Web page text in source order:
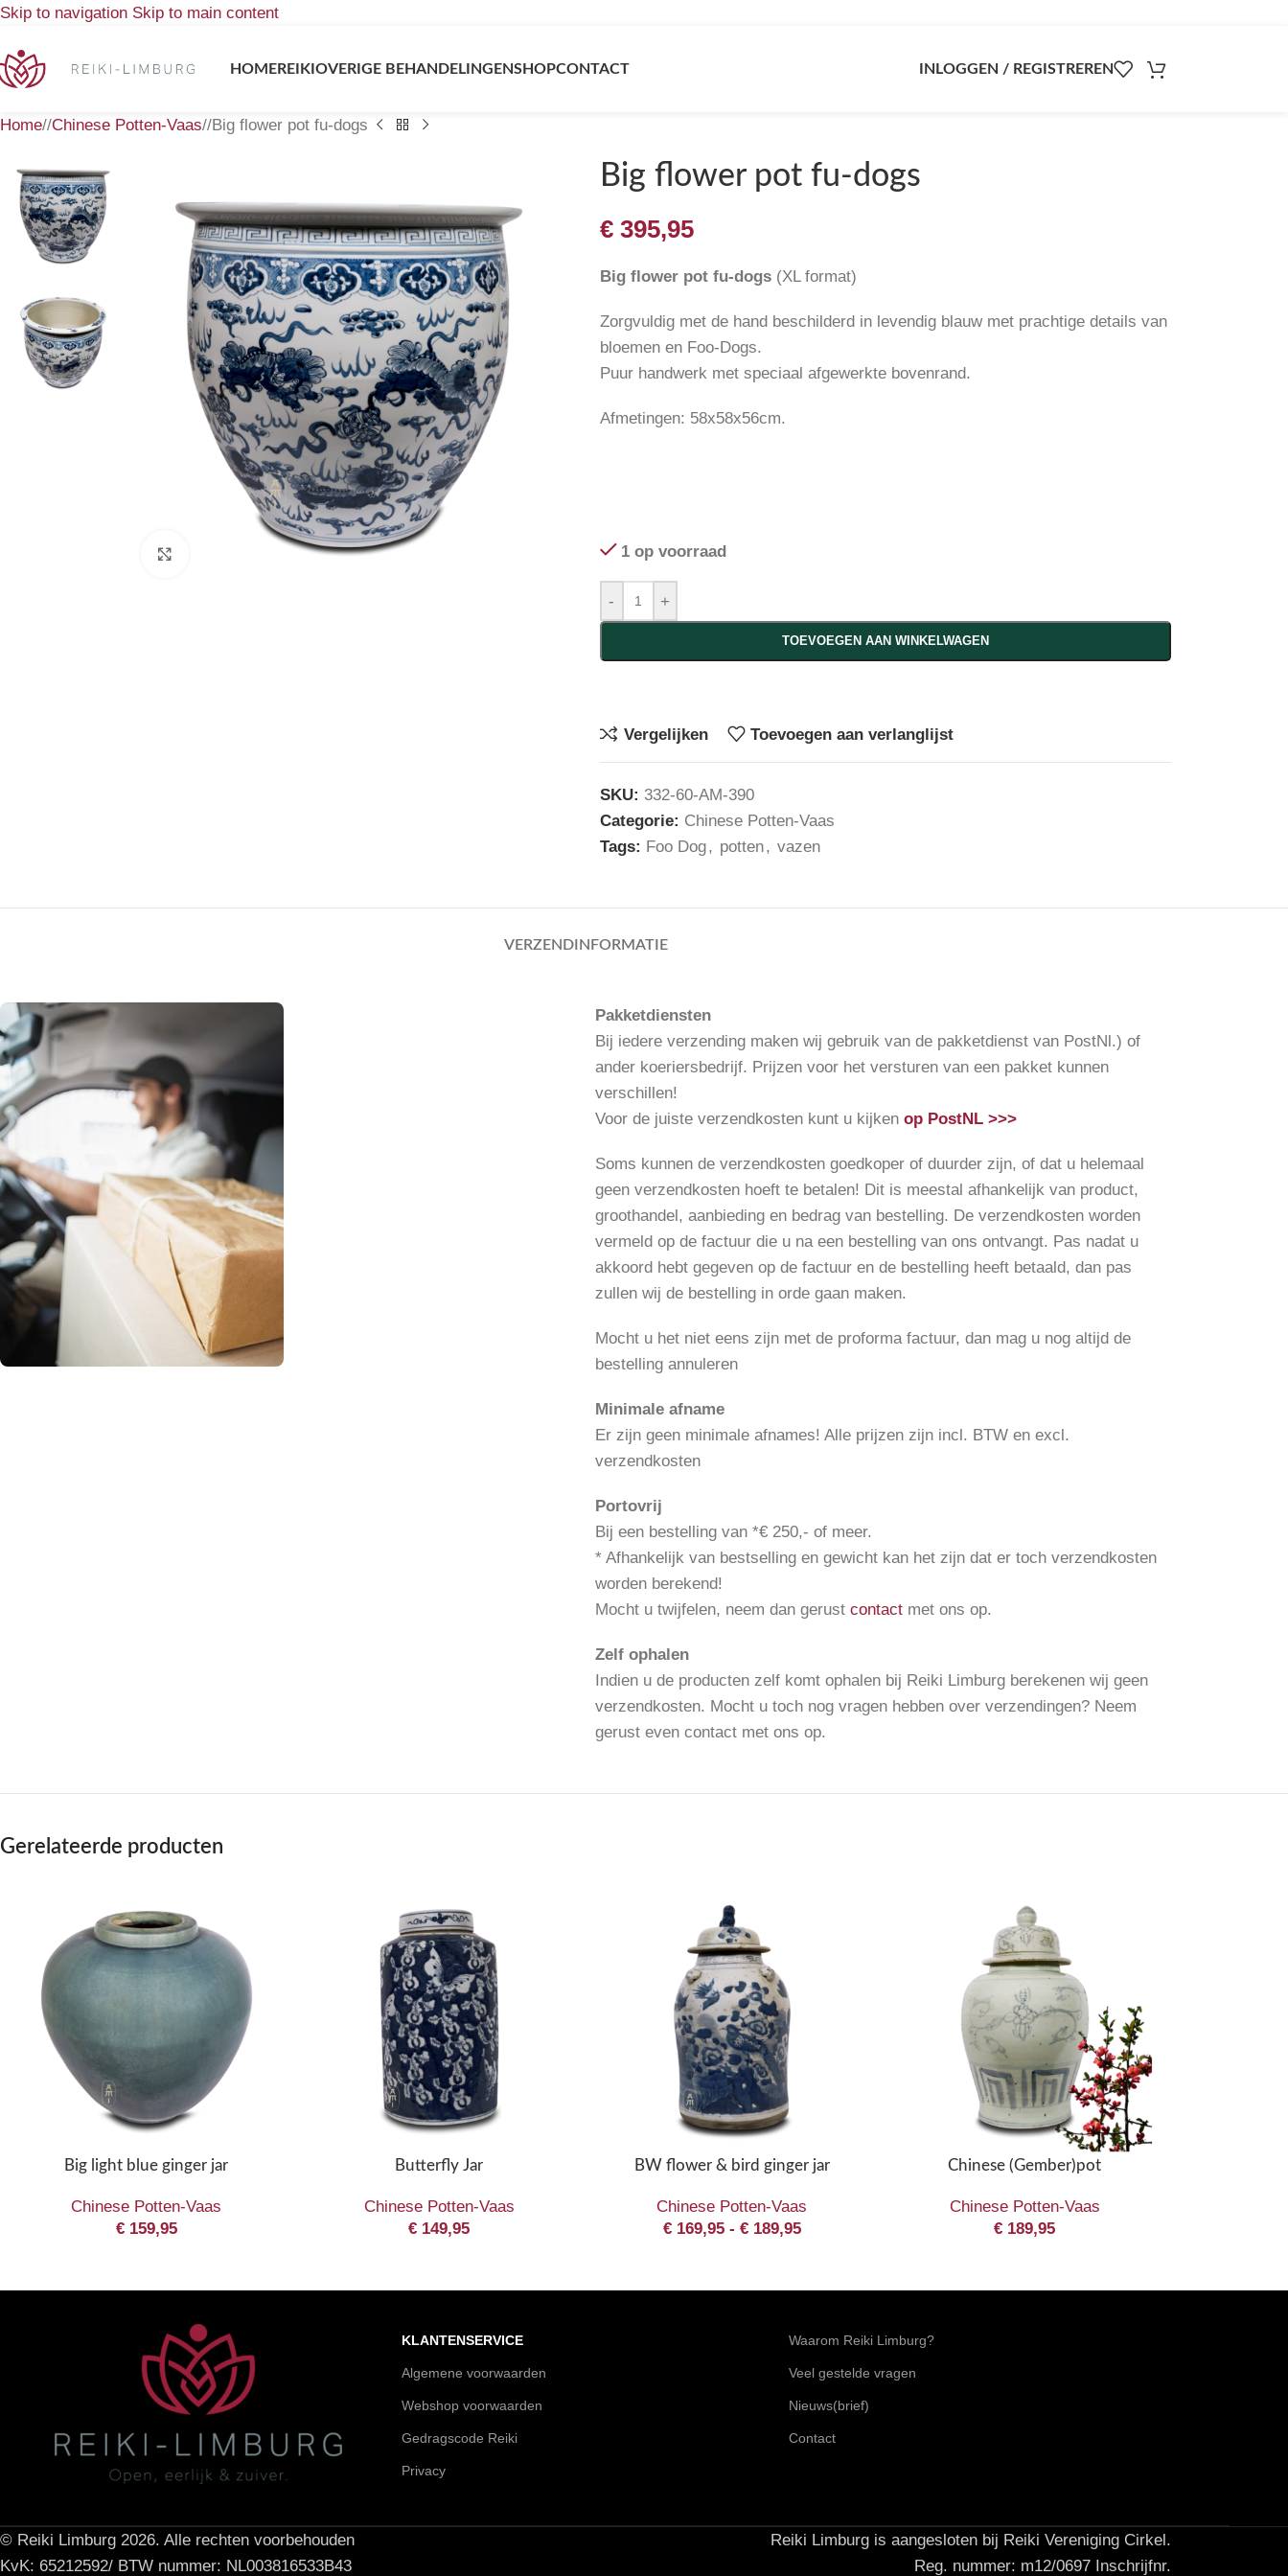
Skip to navigation Skip to main content
HOMEREIKIOVERIGE BEHANDELINGENSHOPCONTACT INLOGGEN / REGISTREREN
Home/ Chinese Potten-Vaas/ Big flower pot fu-dogs
Klik om te vergroten
Big flower pot fu-dogs
€395,95
Big flower pot fu-dogs (XL format)
Zorgvuldig met de hand beschilderd in levendig blauw met prachtige details van
bloemen en Foo-Dogs.
Puur handwerk met speciaal afgewerkte bovenrand.
Afmetingen: 58x58x56cm.
1 op voorraad
- +
TOEVOEGEN AAN WINKELWAGEN
Vergelijken Toevoegen aan verlanglijst
SKU: 332-60-AM-390
Categorie: Chinese Potten-Vaas
Tags: Foo Dog, potten, vazen
VERZENDINFORMATIE
Pakketdiensten
Bij iedere verzending maken wij gebruik van de pakketdienst van PostNl.) of
ander koeriersbedrijf. Prijzen voor het versturen van een pakket kunnen
verschillen!
Voor de juiste verzendkosten kunt u kijken op PostNL >>>
Soms kunnen de verzendkosten goedkoper of duurder zijn, of dat u helemaal
geen verzendkosten hoeft te betalen! Dit is meestal afhankelijk van product,
groothandel, aanbieding en bedrag van bestelling. De verzendkosten worden
vermeld op de factuur die u na een bestelling van ons ontvangt. Pas nadat u
akkoord hebt gegeven op de factuur en de bestelling heeft betaald, dan pas
zullen wij de bestelling in orde gaan maken.
Mocht u het niet eens zijn met de proforma factuur, dan mag u nog altijd de
bestelling annuleren
Minimale afname
Er zijn geen minimale afnames! Alle prijzen zijn incl. BTW en excl.
verzendkosten
Portovrij
Bij een bestelling van *€ 250,- of meer.
* Afhankelijk van bestselling en gewicht kan het zijn dat er toch verzendkosten
worden berekend!
Mocht u twijfelen, neem dan gerust contact met ons op.
Zelf ophalen
Indien u de producten zelf komt ophalen bij Reiki Limburg berekenen wij geen
verzendkosten. Mocht u toch nog vragen hebben over verzendingen? Neem
gerust even contact met ons op.
Gerelateerde producten
Big light blue ginger jar
Chinese Potten-Vaas
€159,95
Butterfly Jar
Chinese Potten-Vaas
€ 149,95
BW flower & bird ginger jar
Chinese Potten-Vaas
€169,95 - €189,95
Chinese (Gember)pot
Chinese Potten-Vaas
€ 189,95
KLANTENSERVICE
Algemene voorwaarden
Webshop voorwaarden
Gedragscode Reiki
Privacy
Waarom Reiki Limburg?
Veel gestelde vragen
Nieuws(brief)
Contact
© Reiki Limburg 2026. Alle rechten voorbehouden
KvK: 65212592/ BTW nummer: NL003816533B43
Reiki Limburg is aangesloten bij Reiki Vereniging Cirkel.
Reg. nummer: m12/0697 Inschrijfnr.